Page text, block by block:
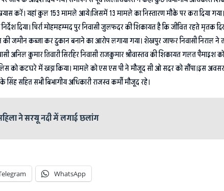
करें। यहां कुल 153 मामले आये।जिसमें 13 मामले का निस्तारण मौके पर करा दिया
दिया। चिर्रा मोहमहम्मद पुर निवासी जुलफदर की शिकायत है कि जीवित रहते मृतक
की जमीन कब्जा कर दुकान बनाने का आरोप लगाया गया। शेखपुर जाफर निवासी
अनिल कुमार तिवारी सिरहिर निवासी राजकुमार श्रीवास्तव की शिकायत गलत
को कटघरे में खड़ा किया। मामले को एस एस पी ने मौजूद सी ओ सदर को सौंपा।इस अवसर
सिंह सहित सभी बिभागीय अधिकारी राजस्व कर्मी मौजूद रहे।
ने सरयू नदी में लगाई छलांग
WhatsApp